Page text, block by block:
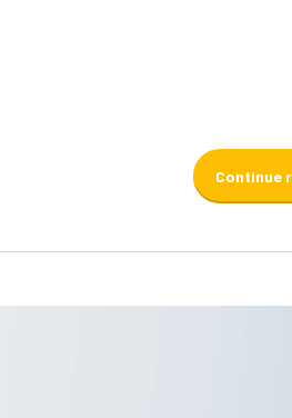
Continue